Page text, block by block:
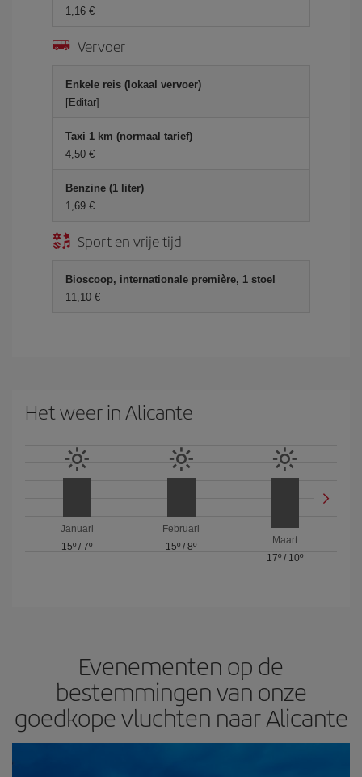
1,16 €
Vervoer
Enkele reis (lokaal vervoer)
[Editar]
Taxi 1 km (normaal tarief)
4,50 €
Benzine (1 liter)
1,69 €
Sport en vrije tijd
Bioscoop, internationale première, 1 stoel
11,10 €
Het weer in Alicante
Januari
15º /7º
Februari
15º / 8º
Maart
17º / 10º
Evenementen op de
bestemmingen van onze
goedkope vluchten naar Alicante